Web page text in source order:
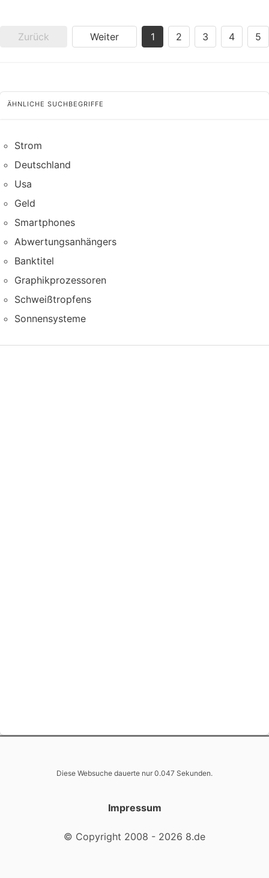
Zurück Weiter 1 2 3 4 5
ÄHNLICHE SUCHBEGRIFFE
Strom
Deutschland
Usa
Geld
Smartphones
Abwertungsanhängers
Banktitel
Graphikprozessoren
Schweißtropfens
Sonnensysteme
Diese Websuche dauerte nur 0.047 Sekunden.
Impressum
© Copyright 2008 - 2026 8.de